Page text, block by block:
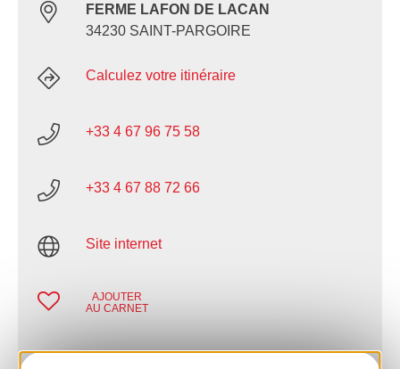
FERME LAFON DE LACAN
34230 SAINT-PARGOIRE
Calculez votre itinéraire
+33 4 67 96 75 58
+33 4 67 88 72 66
Site internet
AJOUTER
AU CARNET